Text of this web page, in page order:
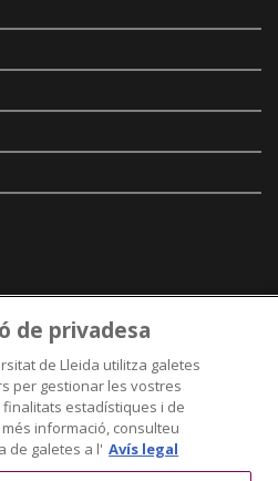
de privadesa
de Lleida utilitza galetes
per gestionar les vostres
estadístiques i de
informació, consulteu
de galetes a l' Avís legal